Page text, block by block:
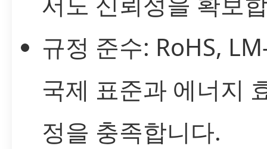
규정 준수: RoHS,
국제 표준과 에너지
정을 충족합니다.